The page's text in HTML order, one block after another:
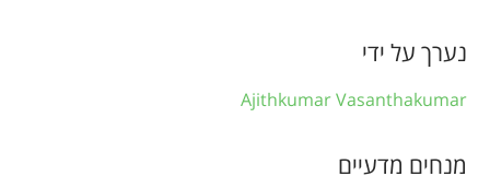
f
o
m
נערך על ידי
Ajithkumar Vasanthakumar
מנחים מדעיים